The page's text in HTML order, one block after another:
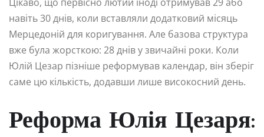
навіть 30 днів, коли вставляли додатковий місяць
Мерцедоній для коригування. Але базова структура
вже була жорсткою: 28 днів у звичайні роки. Коли
Юлій Цезар пізніше реформував календар, він зберіг
саме цю кількість, додавши лише високосний день.
Реформа Юлія Цезаря: